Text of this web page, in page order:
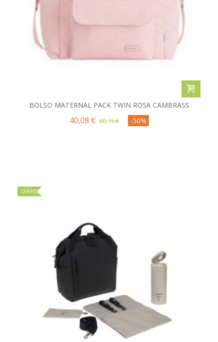
BOLSO MATERNAL PACK TWIN ROSA CAMBRASS
40,08 € 80,15 € -50%
OFERTA